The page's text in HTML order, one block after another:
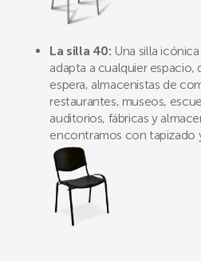
La silla 40: Una silla
adapta a cualquier espacio,
espera, almacenistas de
restaurantes, museos,
auditorios, fábricas y
encontramos con tapizado